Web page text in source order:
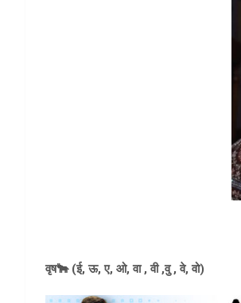
वृष🐂 (ई, ऊ, ए, ओ, वा , वी ,वु , वे, वो)